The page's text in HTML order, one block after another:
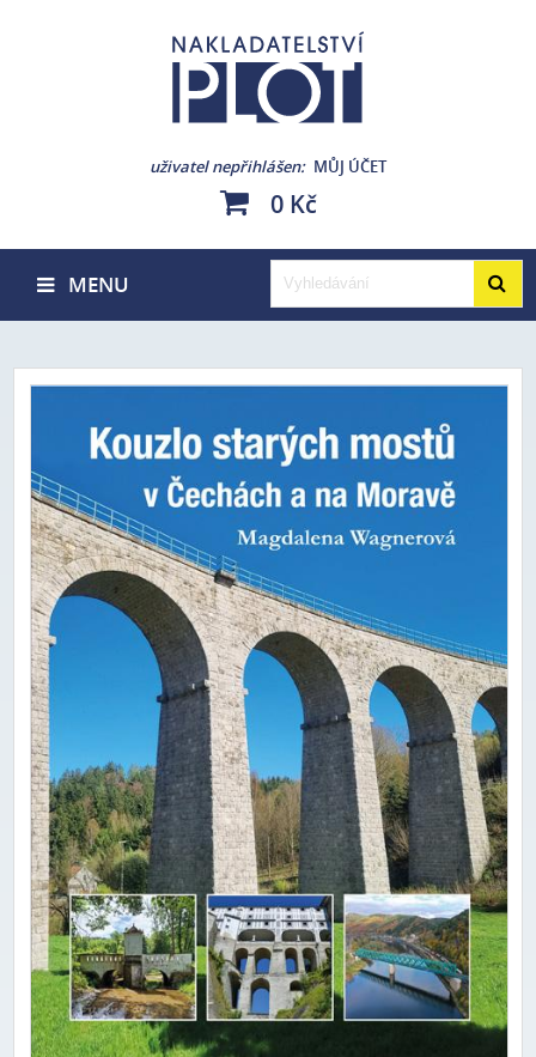
uživatel nepřihlášen MŮJ ÚČET
0 Kč
MENU